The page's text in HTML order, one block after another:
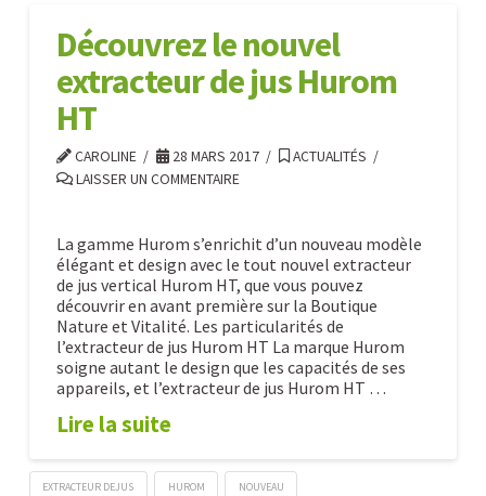
Whole
nouvel
extracteur
de
jus04.11.2017
Découvrez le nouvel
extracteur de jus Hurom
HT
CAROLINE 28 MARS 2017
ACTUALITÉS
LAISSER UN COMMENTAIRE
La gamme Hurom s’enrichit d’un nouveau modèle
élégant et design avec le tout nouvel extracteur
de jus vertical Hurom HT, que vous pouvez
découvrir en avant première sur la Boutique
Nature et Vitalité. Les particularités de
l’extracteur de jus Hurom HT La marque Hurom
soigne autant le design que les capacités de ses
appareils, et l’extracteur de jus Hurom HT …
Lire la suite
EXTRACTEUR DEJUS HUROM NOUVEAU